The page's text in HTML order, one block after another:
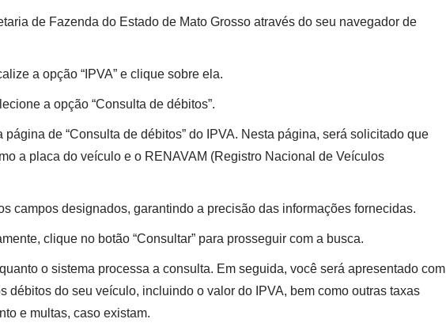
de Fazenda do Estado de Mato Grosso através do seu navegador de
a opção “IPVA” e clique sobre ela.
a opção “Consulta de débitos”.
de “Consulta de débitos” do IPVA. Nesta página, será solicitado que
a placa do veículo e o RENAVAM (Registro Nacional de Veículos
campos designados, garantindo a precisão das informações fornecidas.
clique no botão “Consultar” para prosseguir com a busca.
o sistema processa a consulta. Em seguida, você será apresentado com
débitos do seu veículo, incluindo o valor do IPVA, bem como outras taxas
e multas, caso existam.